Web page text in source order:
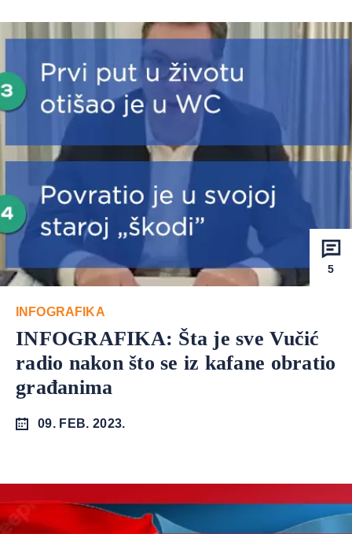
5
INFOGRAFIKA
INFOGRAFIKA: Šta je sve Vučić
radio nakon što se iz kafane obratio
građanima
09. FEB. 2023.